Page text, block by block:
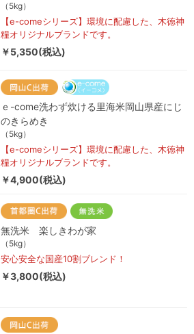
（5kg）
【e-comeシリーズ】環境に配慮した、木徳神
糧オリジナルブランドです。
￥5,350(税込)
ｅ-come洗わず炊ける里海米岡山県産にじ
のきらめき
（5kg）
【e-comeシリーズ】環境に配慮した、木徳神
糧オリジナルブランドです。
￥4,900(税込)
無洗米 楽しきわが家
（5kg）
安心安全な国産10割ブレンド！
￥3,800(税込)